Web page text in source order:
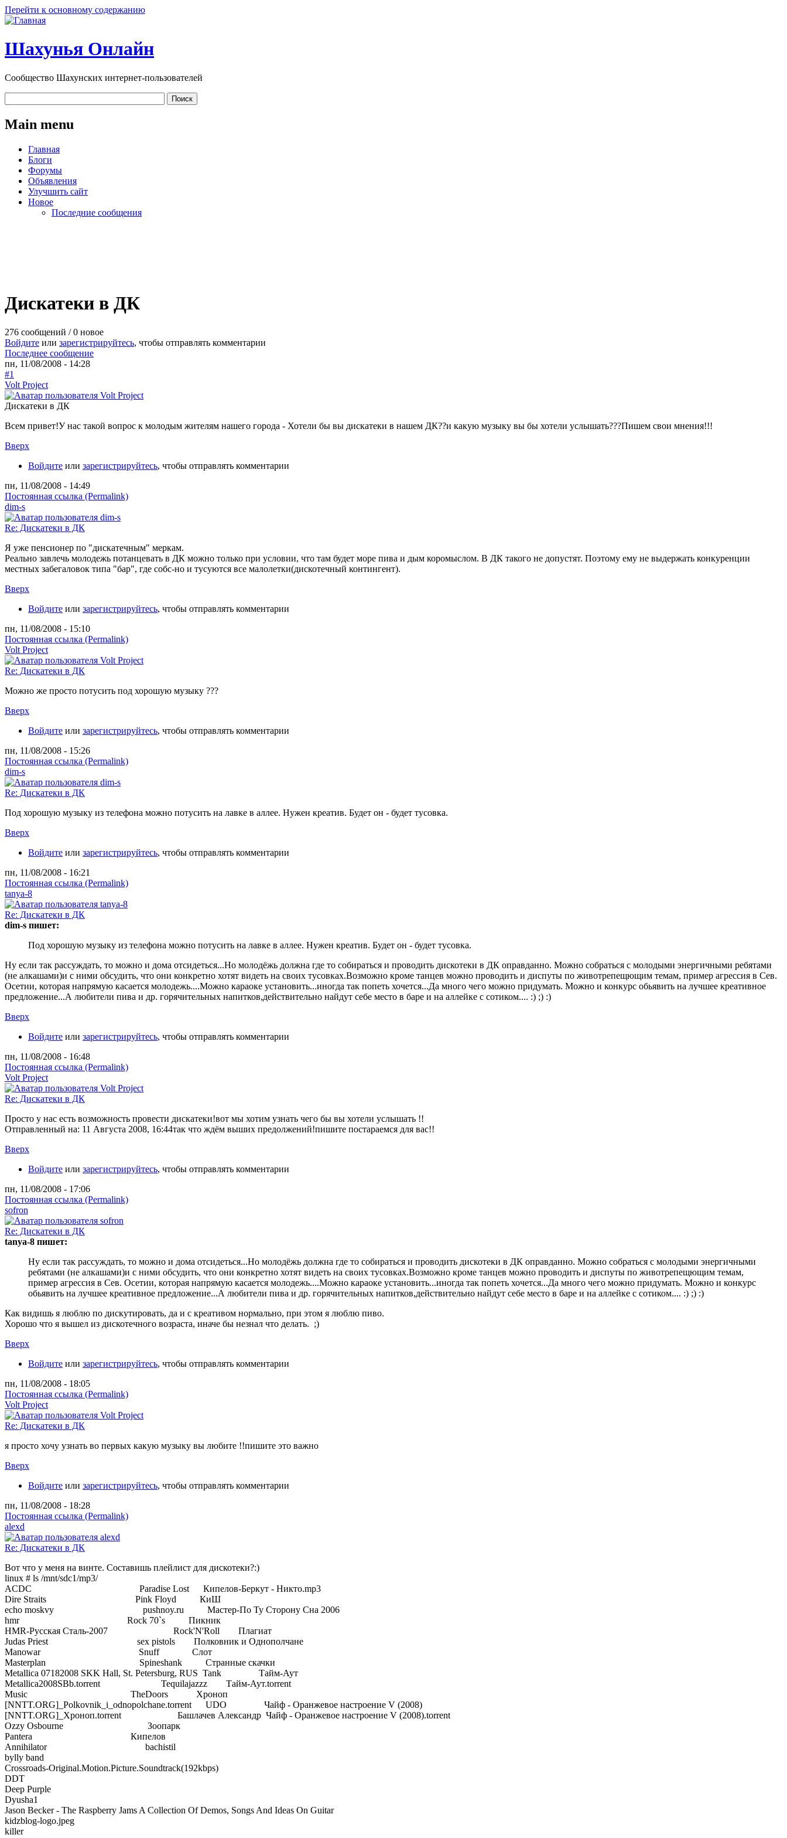
Перейти к основному содержанию
Шахунья Онлайн
Сообщество Шахунских интернет-пользователей
Main menu
Главная
Блоги
Форумы
Объявления
Улучшить сайт
Новое
Последние сообщения
Дискатеки в ДК
276 сообщений / 0 новое
Войдите или зарегистрируйтесь, чтобы отправлять комментарии
Последнее сообщение
пн, 11/08/2008 - 14:28
#1
Volt Project
Дискатеки в ДК
Всем привет!У нас такой вопрос к молодым жителям нашего города - Хотели бы вы дискатеки в нашем ДК??и какую музыку вы бы хотели услышать???Пишем свои мнения!!!
Вверх
Войдите или зарегистрируйтесь, чтобы отправлять комментарии
пн, 11/08/2008 - 14:49
Постоянная ссылка (Permalink)
dim-s
Re: Дискатеки в ДК
Я уже пенсионер по "дискатечным" меркам.
Реально завлечь молодежь потанцевать в ДК можно только при условии, что там будет море пива и дым коромыслом. В ДК такого не допустят. Поэтому ему не выдержать конкуренции
местных забегаловок типа "бар", где собс-но и тусуются все малолетки(дискотечный контингент).
Вверх
Войдите или зарегистрируйтесь, чтобы отправлять комментарии
пн, 11/08/2008 - 15:10
Постоянная ссылка (Permalink)
Volt Project
Re: Дискатеки в ДК
Можно же просто потусить под хорошую музыку ???
Вверх
Войдите или зарегистрируйтесь, чтобы отправлять комментарии
пн, 11/08/2008 - 15:26
Постоянная ссылка (Permalink)
dim-s
Re: Дискатеки в ДК
Под хорошую музыку из телефона можно потусить на лавке в аллее. Нужен креатив. Будет он - будет тусовка.
Вверх
Войдите или зарегистрируйтесь, чтобы отправлять комментарии
пн, 11/08/2008 - 16:21
Постоянная ссылка (Permalink)
tanya-8
Re: Дискатеки в ДК
dim-s пишет:
Под хорошую музыку из телефона можно потусить на лавке в аллее. Нужен креатив. Будет он - будет тусовка.
Ну если так рассуждать, то можно и дома отсидеться...Но молодёжь должна где то собираться и проводить дискотеки в ДК оправданно. Можно собраться с молодыми энергичными ребятами
(не алкашами)и с ними обсудить, что они конкретно хотят видеть на своих тусовках.Возможно кроме танцев можно проводить и диспуты по животрепещющим темам, пример агрессия в Сев.
Осетии, которая напрямую касается молодежь....Можно караоке установить...иногда так попеть хочется...Да много чего можно придумать. Можно и конкурс обьявить на лучшее креативное
предложение...А любители пива и др. горячительных напитков,действительно найдут себе место в баре и на аллейке с сотиком.... :) ;) :)
Вверх
Войдите или зарегистрируйтесь, чтобы отправлять комментарии
пн, 11/08/2008 - 16:48
Постоянная ссылка (Permalink)
Volt Project
Re: Дискатеки в ДК
Просто у нас есть возможность провести дискатеки!вот мы хотим узнать чего бы вы хотели услышать !!
Отправленный на: 11 Августа 2008, 16:44так что ждём выших предолжений!пишите постараемся для вас!!
Вверх
Войдите или зарегистрируйтесь, чтобы отправлять комментарии
пн, 11/08/2008 - 17:06
Постоянная ссылка (Permalink)
sofron
Re: Дискатеки в ДК
tanya-8 пишет:
Ну если так рассуждать, то можно и дома отсидеться...Но молодёжь должна где то собираться и проводить дискотеки в ДК оправданно. Можно собраться с молодыми энергичными
ребятами (не алкашами)и с ними обсудить, что они конкретно хотят видеть на своих тусовках.Возможно кроме танцев можно проводить и диспуты по животрепещющим темам,
пример агрессия в Сев. Осетии, которая напрямую касается молодежь....Можно караоке установить...иногда так попеть хочется...Да много чего можно придумать. Можно и конкурс
обьявить на лучшее креативное предложение...А любители пива и др. горячительных напитков,действительно найдут себе место в баре и на аллейке с сотиком.... :) ;) :)
Как видишь я люблю по дискутировать, да и с креативом нормально, при этом я люблю пиво.
Хорошо что я вышел из дискотечного возраста, иначе бы незнал что делать. ;)
Вверх
Войдите или зарегистрируйтесь, чтобы отправлять комментарии
пн, 11/08/2008 - 18:05
Постоянная ссылка (Permalink)
Volt Project
Re: Дискатеки в ДК
я просто хочу узнать во первых какую музыку вы любите !!пишите это важно
Вверх
Войдите или зарегистрируйтесь, чтобы отправлять комментарии
пн, 11/08/2008 - 18:28
Постоянная ссылка (Permalink)
alexd
Re: Дискатеки в ДК
Вот что у меня на винте. Составишь плейлист для дискотеки?:)
linux # ls /mnt/sdc1/mp3/
ACDC Paradise Lost Кипелов-Беркут - Никто.mp3
Dire Straits Pink Floyd КиШ
echo moskvy pushnoy.ru Мастер-По Ту Сторону Сна 2006
hmr Rock 70`s Пикник
HMR-Русская Сталь-2007 Rock'N'Roll Плагиат
Judas Priest sex pistols Полковник и Однополчане
Manowar Snuff Слот
Masterplan Spineshank Странные скачки
Metallica 07182008 SKK Hall, St. Petersburg, RUS Tank Тайм-Аут
Metallica2008SBb.torrent Tequilajazzz Тайм-Аут.torrent
Music TheDoors Хроноп
[NNTT.ORG]_Polkovnik_i_odnopolchane.torrent UDO Чайф - Оранжевое настроение V (2008)
[NNTT.ORG]_Хроноп.torrent Башлачев Александр Чайф - Оранжевое настроение V (2008).torrent
Ozzy Osbourne Зоопарк
Pantera Кипелов
Annihilator bachistil
bylly band
Crossroads-Original.Motion.Picture.Soundtrack(192kbps)
DDT
Deep Purple
Dyusha1
Jason Becker - The Raspberry Jams A Collection Of Demos, Songs And Ideas On Guitar
kidzblog-logo.jpeg
killer